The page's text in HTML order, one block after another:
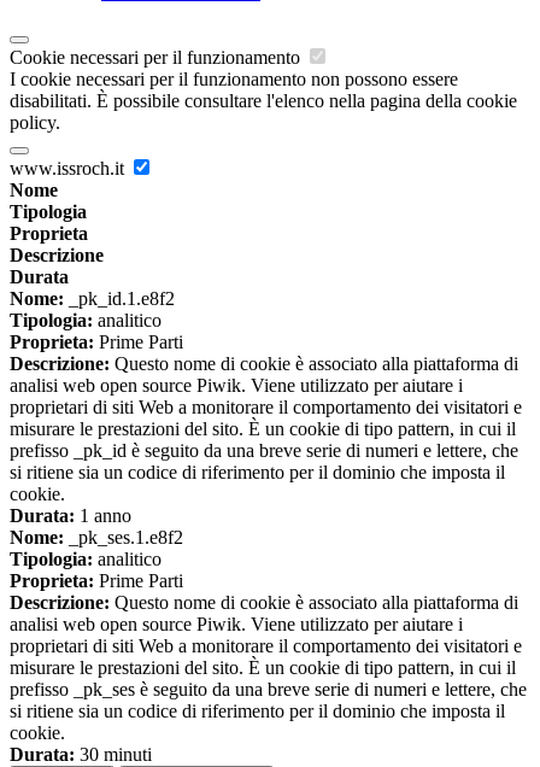
Cookie necessari per il funzionamento
I cookie necessari per il funzionamento non possono essere
disabilitati. È possibile consultare l'elenco nella pagina della cookie
policy.
www.issroch.it
Nome
Tipologia
Proprieta
Descrizione
Durata
Nome: _pk_id.1.e8f2
Tipologia: analitico
Proprieta: Prime Parti
Descrizione: Questo nome di cookie è associato alla piattaforma di
analisi web open source Piwik. Viene utilizzato per aiutare i
proprietari di siti Web a monitorare il comportamento dei visitatori e
misurare le prestazioni del sito. È un cookie di tipo pattern, in cui il
prefisso _pk_id è seguito da una breve serie di numeri e lettere, che
si ritiene sia un codice di riferimento per il dominio che imposta il
cookie.
Durata: 1 anno
Nome: _pk_ses.1.e8f2
Tipologia: analitico
Proprieta: Prime Parti
Descrizione: Questo nome di cookie è associato alla piattaforma di
analisi web open source Piwik. Viene utilizzato per aiutare i
proprietari di siti Web a monitorare il comportamento dei visitatori e
misurare le prestazioni del sito. È un cookie di tipo pattern, in cui il
prefisso _pk_ses è seguito da una breve serie di numeri e lettere, che
si ritiene sia un codice di riferimento per il dominio che imposta il
cookie.
Durata: 30 minuti